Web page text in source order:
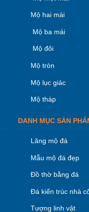
Mộ hai mái
Mộ ba mái
Mộ đôi
Mộ tròn
Mộ lục giác
Mộ tháp
DANH MỤC SẢN
Lăng mộ đá
Mẫu mộ đá đẹp
Đồ thờ bằng đá
Đá kiến trúc nhà
Tượng linh vật